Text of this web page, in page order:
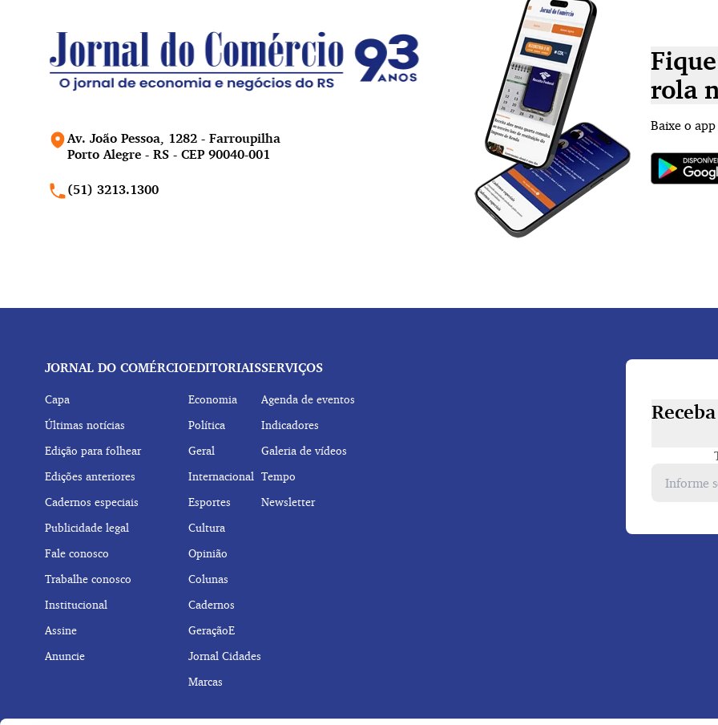
Av. João Pessoa, 1282 - Farroupilha
Porto Alegre - RS - CEP 90040-001
(51) 3213.1300
rola
Baixe o
JORNAL DO COMÉRCIO
Capa
Últimas notícias
Edição para folhear
Edições anteriores
Cadernos especiais
Publicidade legal
Fale conosco
Trabalhe conosco
Institucional
Assine
Anuncie
EDITORIAIS
Economia
Política
Geral
Internacional
Esportes
Cultura
Opinião
Colunas
Cadernos
GeraçãoE
Jornal Cidades
Marcas
SERVIÇOS
Agenda de eventos
Indicadores
Galeria de vídeos
Tempo
Newsletter